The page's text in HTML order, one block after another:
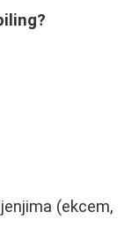
(ekcem,